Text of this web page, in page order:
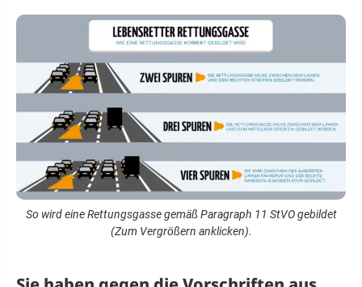
So wird eine Rettungsgasse gemäß Paragraph 11 StVO gebildet
(Zum Vergrößern anklicken).